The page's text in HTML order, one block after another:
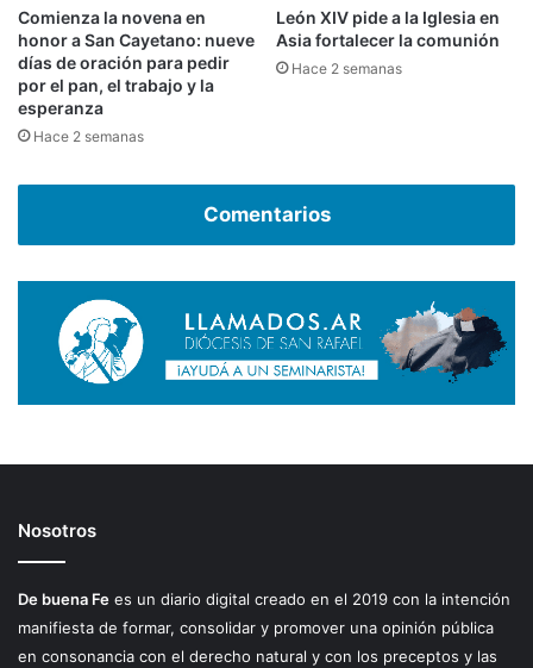
Comienza la novena en
honor a San Cayetano: nueve
días de oración para pedir
por el pan, el trabajo y la
esperanza
Hace 2 semanas
León XIV pide a la Iglesia en
Asia fortalecer la comunión
Hace 2 semanas
Comentarios
Nosotros
De buena Fe es un diario digital creado en el 2019 con la intención
manifiesta de formar, consolidar y promover una opinión pública
en consonancia con el derecho natural y con los preceptos y las